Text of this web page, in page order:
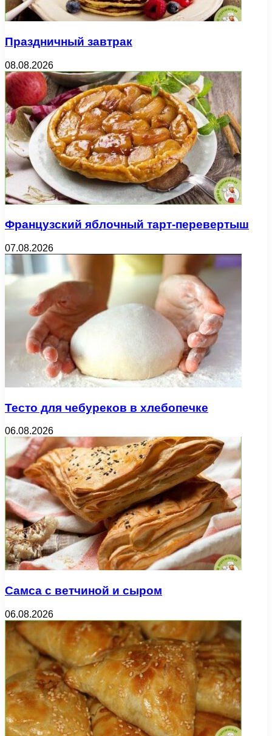
Праздничный завтрак
08.08.2026
Французский яблочный тарт-перевертыш
07.08.2026
Тесто для чебуреков в хлебопечке
06.08.2026
Самса с ветчиной и сыром
06.08.2026